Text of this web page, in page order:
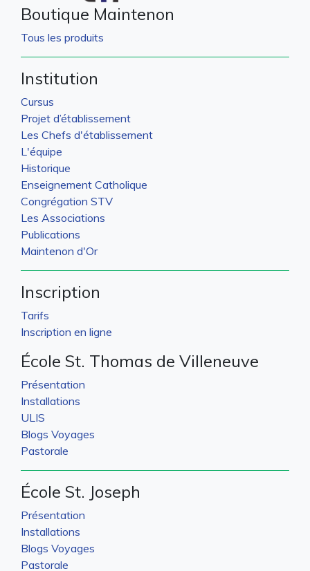
Boutique Maintenon
Tous les produits
Institution
Cursus
Projet d’établissement
Les Chefs d'établissement
L'équipe
Historique
Enseignement Catholique
Congrégation STV
Les Associations
Publications
Maintenon d'Or
Inscription
Tarifs
Inscription en ligne
École St. Thomas de Villeneuve
Présentation
Installations
ULIS
Blogs Voyages
Pastorale
École St. Joseph
Présentation
Installations
Blogs Voyages
Pastorale